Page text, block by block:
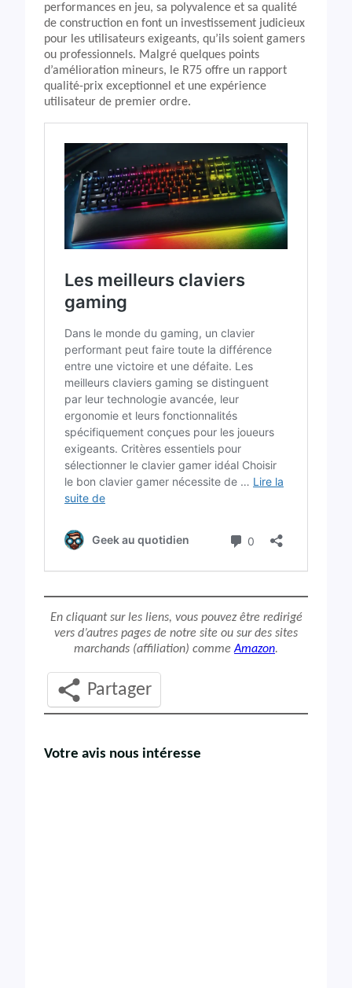
performances en jeu, sa polyvalence et sa qualité
de construction en font un investissement judicieux
pour les utilisateurs exigeants, qu’ils soient gamers
ou professionnels. Malgré quelques points
d’amélioration mineurs, le R75 offre un rapport
qualité-prix exceptionnel et une expérience
utilisateur de premier ordre.
En cliquant sur les liens, vous pouvez être redirigé
vers d’autres pages de notre site ou sur des sites
marchands (affiliation) commeAmazon.
Partager
Votre avis nous intéresse